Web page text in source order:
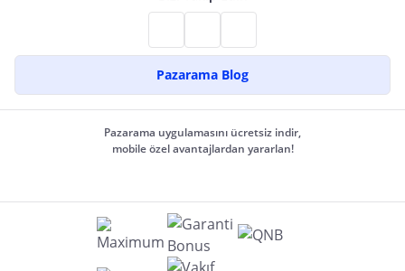
Pazarama Blog
Pazarama uygulamasını ücretsiz indir,
mobile özel avantajlardan yararlan!